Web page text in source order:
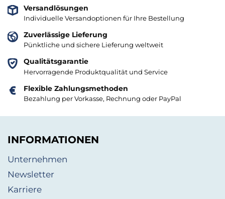
Versandlösungen
Individuelle Versandoptionen für Ihre Bestellung
Zuverlässige Lieferung
Pünktliche und sichere Lieferung weltweit
Qualitätsgarantie
Hervorragende Produktqualität und Service
Flexible Zahlungsmethoden
Bezahlung per Vorkasse, Rechnung oder PayPal
INFORMATIONEN
Unternehmen
Newsletter
Karriere